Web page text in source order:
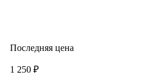
Последняя цена
1 250 ₽